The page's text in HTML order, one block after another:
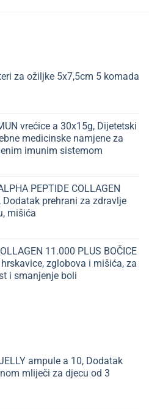
za ožiljke 5x7,5cm 5 komada
vrećice a 30x15g, Dijetetski
medicinske namjene za
imunim sistemom
PEPTIDE COLLAGEN
prehrani za zdravlje
mišića
11.000 PLUS BOČICE
zglobova i mišića, za
i smanjenje boli
ampule a 10, Dodatak
mliječi za djecu od 3